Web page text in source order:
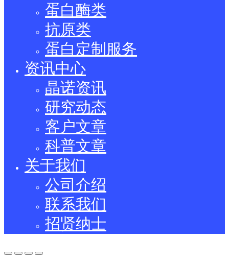
蛋白酶类
抗原类
蛋白定制服务
资讯中心
晶诺资讯
研究动态
客户文章
科普文章
关于我们
公司介绍
联系我们
招贤纳士